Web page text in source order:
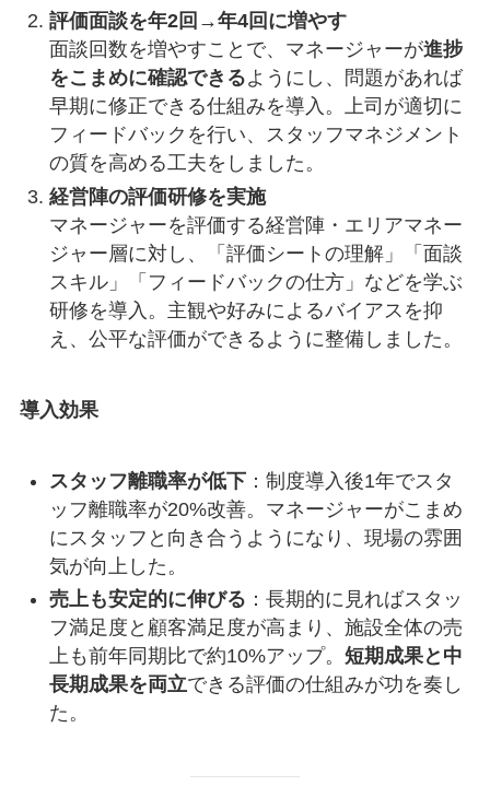
評価面談を年2回→年4回に増やす
面談回数を増やすことで、マネージャーが進捗
をこまめに確認できるようにし、問題があれば
早期に修正できる仕組みを導入。上司が適切に
フィードバックを行い、スタッフマネジメント
の質を高める工夫をしました。
経営陣の評価研修を実施
マネージャーを評価する経営陣・エリアマネー
ジャー層に対し、「評価シートの理解」「面談
スキル」「フィードバックの仕方」などを学ぶ
研修を導入。主観や好みによるバイアスを抑
え、公平な評価ができるように整備しました。
導入効果
スタッフ離職率が低下：制度導入後1年でスタ
ッフ離職率が20%改善。マネージャーがこまめ
にスタッフと向き合うようになり、現場の雰囲
気が向上した。
売上も安定的に伸びる ：長期的に見ればスタッ
フ満足度と顧客満足度が高まり、施設全体の売
上も前年同期比で約10%アップ。 短期成果と中
長期成果を両立できる評価の仕組みが功を奏し
た。